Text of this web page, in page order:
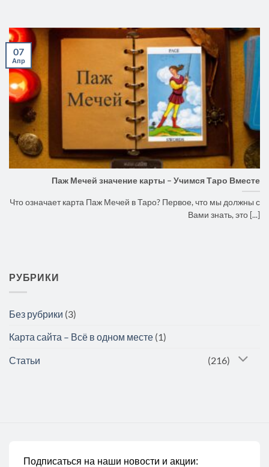
Паж Мечей значение карты – Учимся Таро Вместе
Что означает карта Паж Мечей в Таро? Первое, что мы должны с
Вами знать, это [...]
07
Апр
РУБРИКИ
Без рубрики (3)
Карта сайта – Всё в одном месте (1)
Статьи (216)
Подписаться на наши новости и акции: